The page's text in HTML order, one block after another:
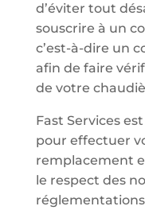
d’éviter tout
souscrire à un
c’est-à-dire un
afin de faire
de votre
Fast Services
pour effectuer
remplacement
le respect des